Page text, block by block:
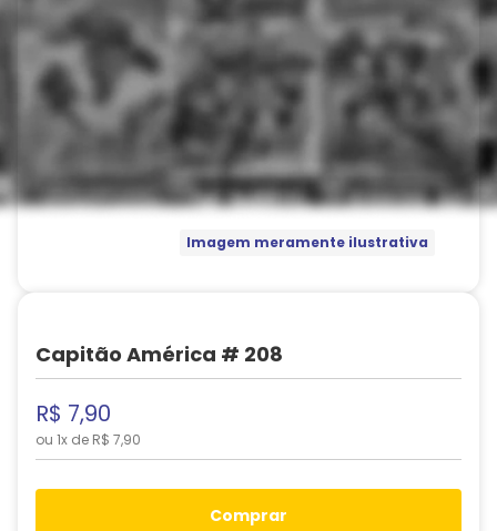
Imagem meramente ilustrativa
Capitão América # 208
R$ 7,90
ou 1x de R$ 7,90
comprar